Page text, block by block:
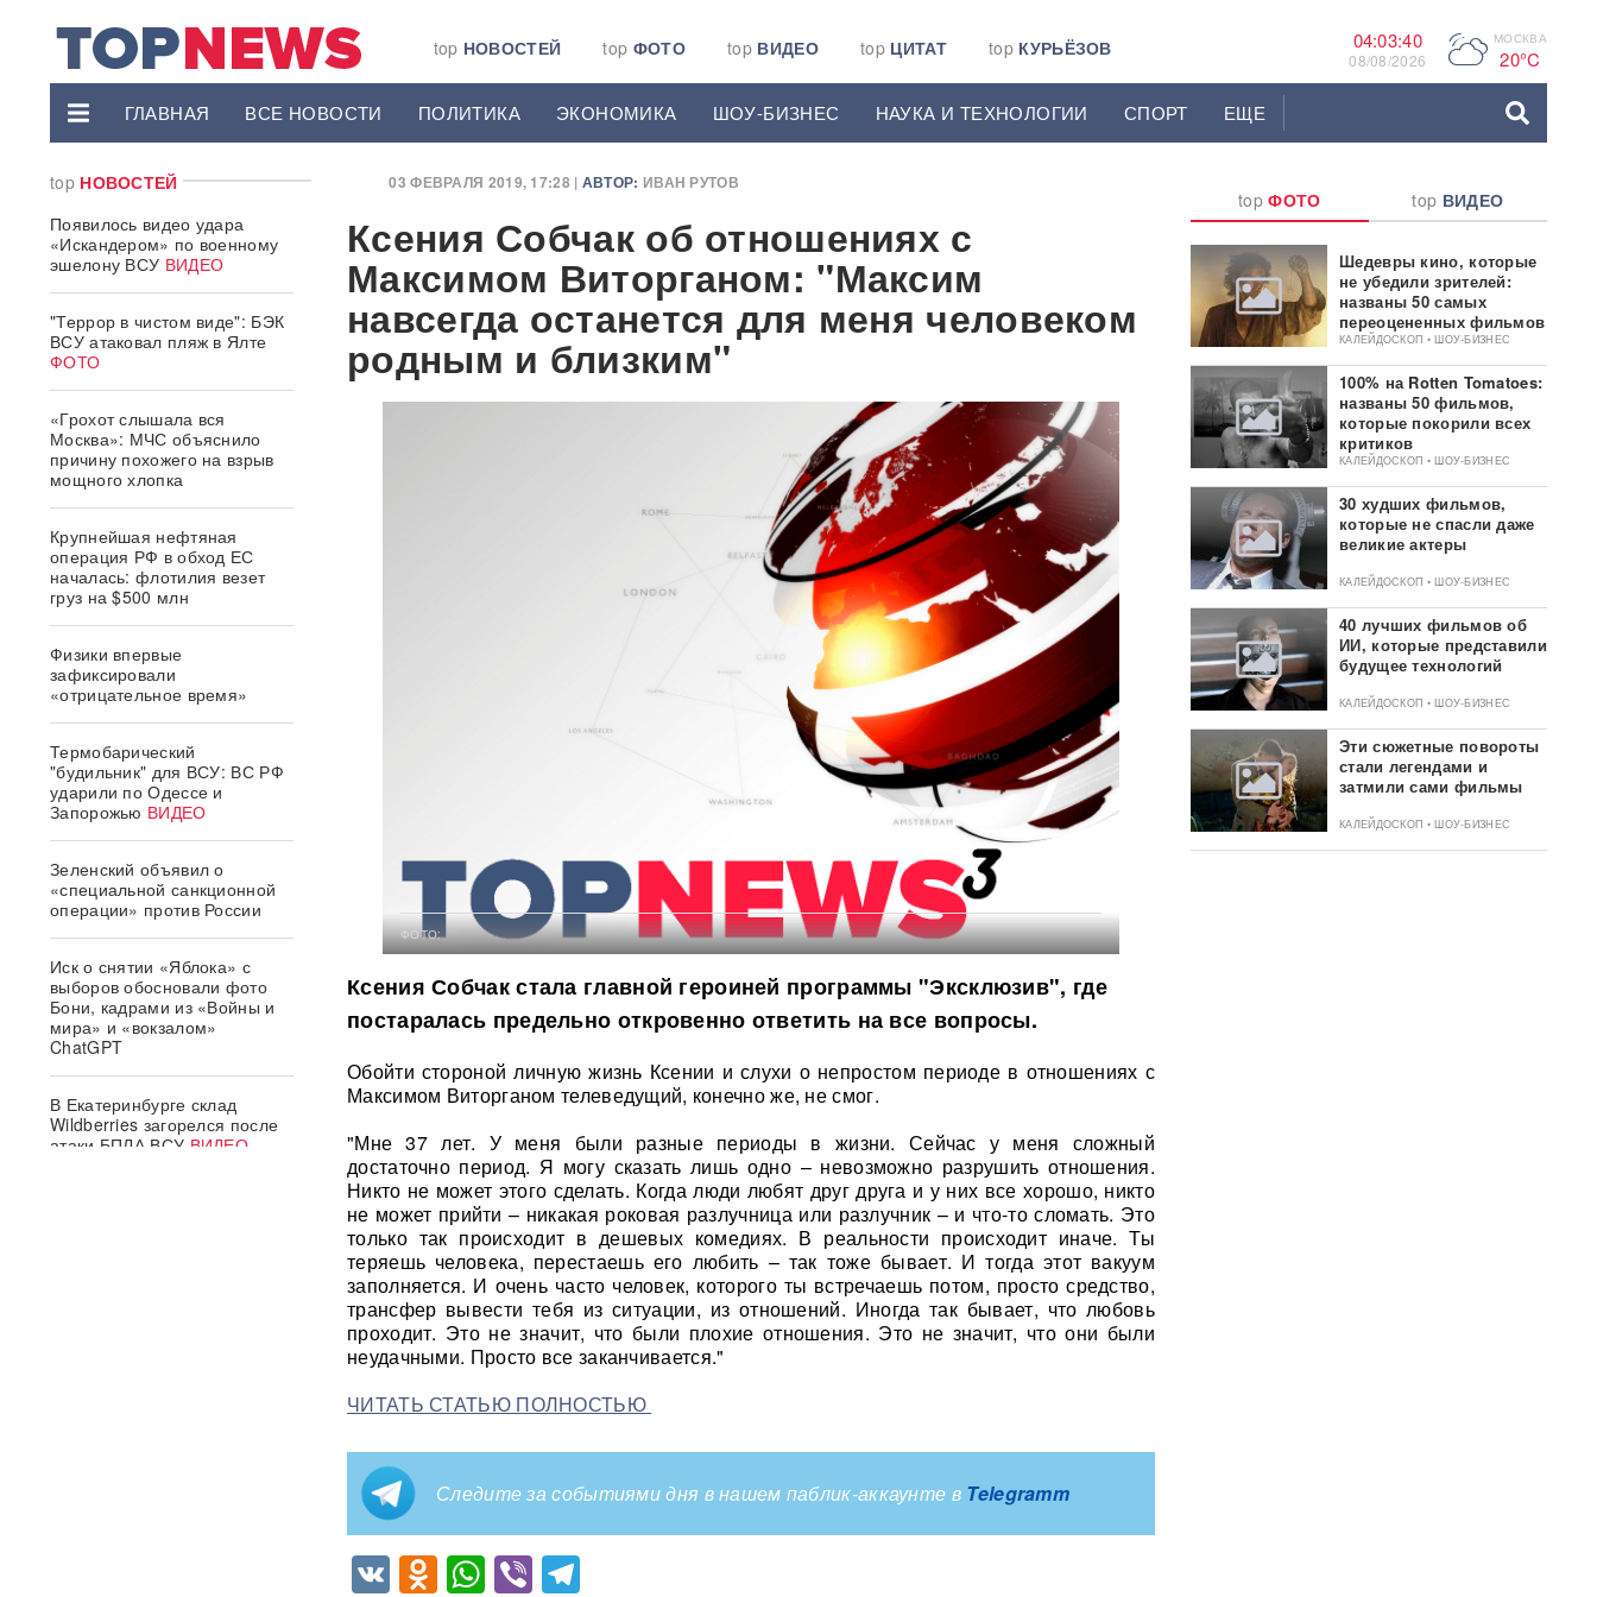
top НОВОСТЕЙ top ФОТО top ВИДЕО top ЦИТАТ top КУРЬЁЗОВ 04:03:41
08/08/2026 P МОСКВА
20°C
ГЛАВНАЯ ВСЕ НОВОСТИ ПОЛИТИКА ЭКОНОМИКА ШОУ-БИЗНЕС НАУКА И ТЕХНОЛОГИИ СПОРТ ЕЩЕ
top НОВОСТЕЙ
Появилось видео удара
«Искандером» по военному
эшелону ВСУ ВИДЕО
"Террор в чистом виде": БЭК
ВСУ атаковал пляж в Ялте
ФОТО
«Грохот слышала вся
Москва»: МЧС объяснило
причину похожего на взрыв
мощного хлопка
Крупнейшая нефтяная
операция РФ в обход ЕС
началась: флотилия везет
груз на $500 млн
Физики впервые
зафиксировали
«отрицательное время»
Термобарический
"будильник" для ВСУ: ВС РФ
ударили по Одессе и
Запорожью ВИДЕО
Зеленский объявил о
«специальной санкционной
операции» против России
Иск о снятии «Яблока» с
выборов обосновали фото
Бони, кадрами из «Войны и
мира» и «вокзалом»
ChatGPT
В Екатеринбурге склад
Wildberries загорелся после
атаки БПЛА ВСУ ВИДЕО
03 ФЕВРАЛЯ 2019, 17:28 | АВТОР: ИВАН РУТОВ
Ксения Собчак об отношениях с
Максимом Виторганом: "Максим
навсегда останется для меня человеком
родным и близким"
ФОТО:
Ксения Собчак стала главной героиней программы "Эксклюзив", где
постаралась предельно откровенно ответить на все вопросы.
Обойти стороной личную жизнь Ксении и слухи о непростом периоде в отношениях с
Максимом Виторганом телеведущий, конечно же, не смог.
"Мне 37 лет. У меня были разные периоды в жизни. Сейчас у меня сложный
достаточно период. Я могу сказать лишь одно – невозможно разрушить отношения.
Никто не может этого сделать. Когда люди любят друг друга и у них все хорошо, никто
не может прийти – никакая роковая разлучница или разлучник – и что-то сломать. Это
только так происходит в дешевых комедиях. В реальности происходит иначе. Ты
теряешь человека, перестаешь его любить – так тоже бывает. И тогда этот вакуум
заполняется. И очень часто человек, которого ты встречаешь потом, просто средство,
трансфер вывести тебя из ситуации, из отношений. Иногда так бывает, что любовь
проходит. Это не значит, что были плохие отношения. Это не значит, что они были
неудачными. Просто все заканчивается."
ЧИТАТЬ СТАТЬЮ ПОЛНОСТЬЮ
Следите за событиями дня в нашем паблик-аккаунте в Telegramm
VKOdnoklassniki
WhatsApp
Viber
topФОТО top ВИДЕО
Шедевры кино, которые
не убедили зрителей:
названы 50 самых
переоцененных фильмов
КАЛЕЙДОСКОП • ШОУ-БИЗНЕС
100% на Rotten Tomatoes:
названы 50 фильмов,
которые покорили всех
критиков
КАЛЕЙДОСКОП • ШОУ-БИЗНЕС
30 худших фильмов,
которые не спасли даже
великие актеры
КАЛЕЙДОСКОП • ШОУ-БИЗНЕС
40 лучших фильмов об
ИИ, которые представили
будущее технологий
КАЛЕЙДОСКОП • ШОУ-БИЗНЕС
Эти сюжетные повороты
стали легендами и
затмили сами фильмы
КАЛЕЙДОСКОП • ШОУ-БИЗНЕС